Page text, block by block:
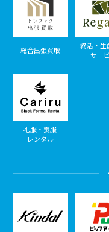
総合出張買取
終活・生
サー
礼服・喪服
レンタル